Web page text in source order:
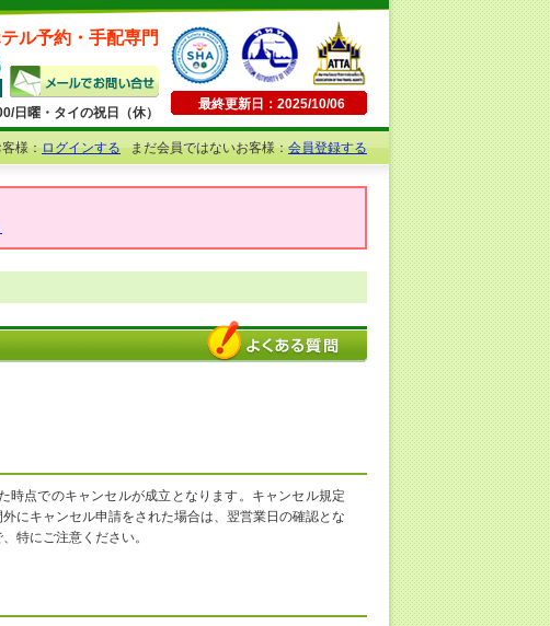
ル予約・手配専門
日曜・タイの祝日（休）
最終更新日：2025/10/06
様：ログインするまだ会員ではないお客様：会員登録する
時点でのキャンセルが成立となります。キャンセル規定
にキャンセル申請をされた場合は、翌営業日の確認とな
特にご注意ください。